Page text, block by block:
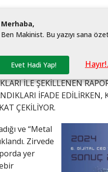
Merhaba,
Ben Makinist. Bu yazıyı sana öze
Evet Hadi Yap! Hayır!.
HAZIRLADIĞI 6’NCI
500 CEO VE GENEL
İLE ŞEKİLLENEN
İFADE EDİLİRKEN,
ÇEKİLİYOR.
ve “Metal
Zirvede
yer